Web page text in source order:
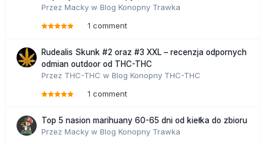
Przez Macky w Blog Konopny Trawka
1 comment
Rudealis Skunk #2 oraz #3 XXL – recenzja odpornych
odmian outdoor od THC-THC
Przez THC-THC w Blog Konopny THC-THC
1 comment
Top 5 nasion marihuany 60-65 dni od kiełka do zbioru
Przez Macky w Blog Konopny Trawka